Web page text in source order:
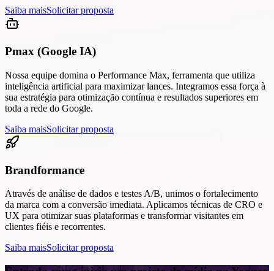
Saiba maisSolicitar proposta
Pmax (Google IA)
Nossa equipe domina o Performance Max, ferramenta que utiliza
inteligência artificial para maximizar lances. Integramos essa força à
sua estratégia para otimização contínua e resultados superiores em
toda a rede do Google.
Saiba maisSolicitar proposta
Brandformance
Através de análise de dados e testes A/B, unimos o fortalecimento
da marca com a conversão imediata. Aplicamos técnicas de CRO e
UX para otimizar suas plataformas e transformar visitantes em
clientes fiéis e recorrentes.
Saiba maisSolicitar proposta